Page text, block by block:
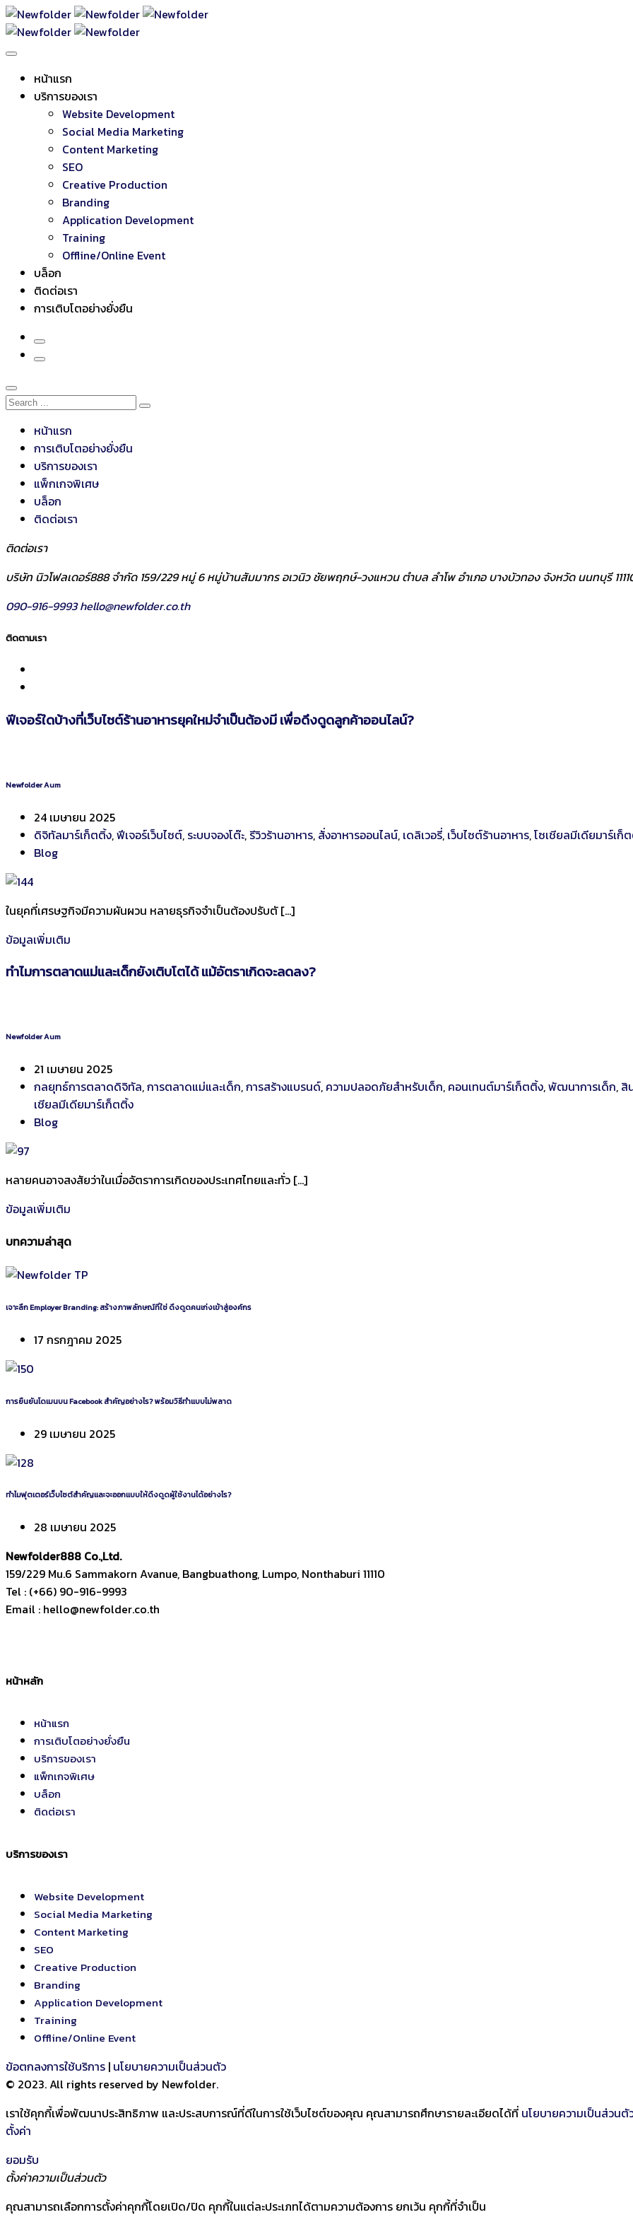
หน้าแรก
บริการของเรา
Website Development
Social Media Marketing
Content Marketing
SEO
Creative Production
Branding
Application Development
Training
Offline/Online Event
บล็อก
ติดต่อเรา
การเติบโตอย่างยั่งยืน
หน้าแรก
การเติบโตอย่างยั่งยืน
บริการของเรา
แพ็กเกจพิเศษ
บล็อก
ติดต่อเรา
ติดต่อเรา
บริษัท นิวโฟลเดอร์888 จำกัด 159/229 หมู่ 6 หมู่บ้านสัมมากร อเวนิว ชัยพฤกษ์-วงแหวน ตำบล ลำโพ อำเภอ บางบัวทอง จังหวัด นนทบุรี
090-916-9993hello@newfolder.co.th
ติดตามเรา
ฟีเจอร์ใดบ้างที่เว็บไซต์ร้านอาหารยุคใหม่จำเป็นต้องมี เพื่อดึงดูดลูกค้าออนไลน์?
Newfolder Aum
24 เมษายน 2025
ดิจิทัลมาร์เก็ตติ้ง,ฟีเจอร์เว็บไซต์, ระบบจองโต๊ะ,รีวิวร้านอาหาร, สั่งอาหารออนไลน์, เดลิเวอรี่, เว็บไซต์ร้านอาหาร,โซเชียลมีเดียมาร์เก็
Blog
ในยุคที่เศรษฐกิจมีความผันผวน หลายธุรกิจจำเป็นต้องปรับตั […]
ข้อมูลเพิ่มเติม
ทำไมการตลาดแม่และเด็กยังเติบโตได้ แม้อัตราเกิดจะลดลง?
Newfolder Aum
21 เมษายน 2025
กลยุทธ์การตลาดดิจิทัล,การตลาดแม่และเด็ก,การสร้างแบรนด์, ความปลอดภัยสำหรับเด็ก, คอนเทนต์มาร์เก็ตติ้ง,พัฒนาการเด็ก, สิ
เชียลมีเดียมาร์เก็ตติ้ง
Blog
หลายคนอาจสงสัยว่าในเมื่ออัตราการเกิดของประเทศไทยและทั่ว […]
ข้อมูลเพิ่มเติม
บทความล่าสุด
เจาะลึก Employer Branding: สร้างภาพลักษณ์ที่ใช่ ดึงดูดคนเก่งเข้าสู่องค์กร
17 กรกฎาคม 2025
การยืนยันโดเมนบน Facebook สำคัญอย่างไร? พร้อมวิธีทำแบบไม่พลาด
29 เมษายน 2025
ทำไมฟุตเตอร์เว็บไซต์สำคัญและจะออกแบบให้ดึงดูดผู้ใช้งานได้อย่างไร?
28 เมษายน 2025
Newfolder888 Co.,Ltd.
159/229 Mu.6 Sammakorn Avanue, Bangbuathong, Lumpo, Nonthaburi 11110
Tel : (+66) 90-916-9993
Email : hello@newfolder.co.th
หน้าหลัก
หน้าแรก
การเติบโตอย่างยั่งยืน
บริการของเรา
แพ็กเกจพิเศษ
บล็อก
ติดต่อเรา
บริการของเรา
Website Development
Social Media Marketing
Content Marketing
SEO
Creative Production
Branding
Application Development
Training
Offline/Online Event
ข้อตกลงการใช้บริการ | นโยบายความเป็นส่วนตัว
© 2023. All rights reserved by Newfolder.
เราใช้คุกกี้เพื่อพัฒนาประสิทธิภาพ และประสบการณ์ที่ดีในการใช้เว็บไซต์ของคุณ คุณสามารถศึกษารายละเอียดได้ที่ นโยบายความเป็นส่วนตั
ตั้งค่า
ยอมรับ
ตั้งค่าความเป็นส่วนตัว
คุณสามารถเลือกการตั้งค่าคุกกี้โดยเปิด/ปิด คุกกี้ในแต่ละประเภทได้ตามความต้องการ ยกเว้น คุกกี้ที่จำเป็น